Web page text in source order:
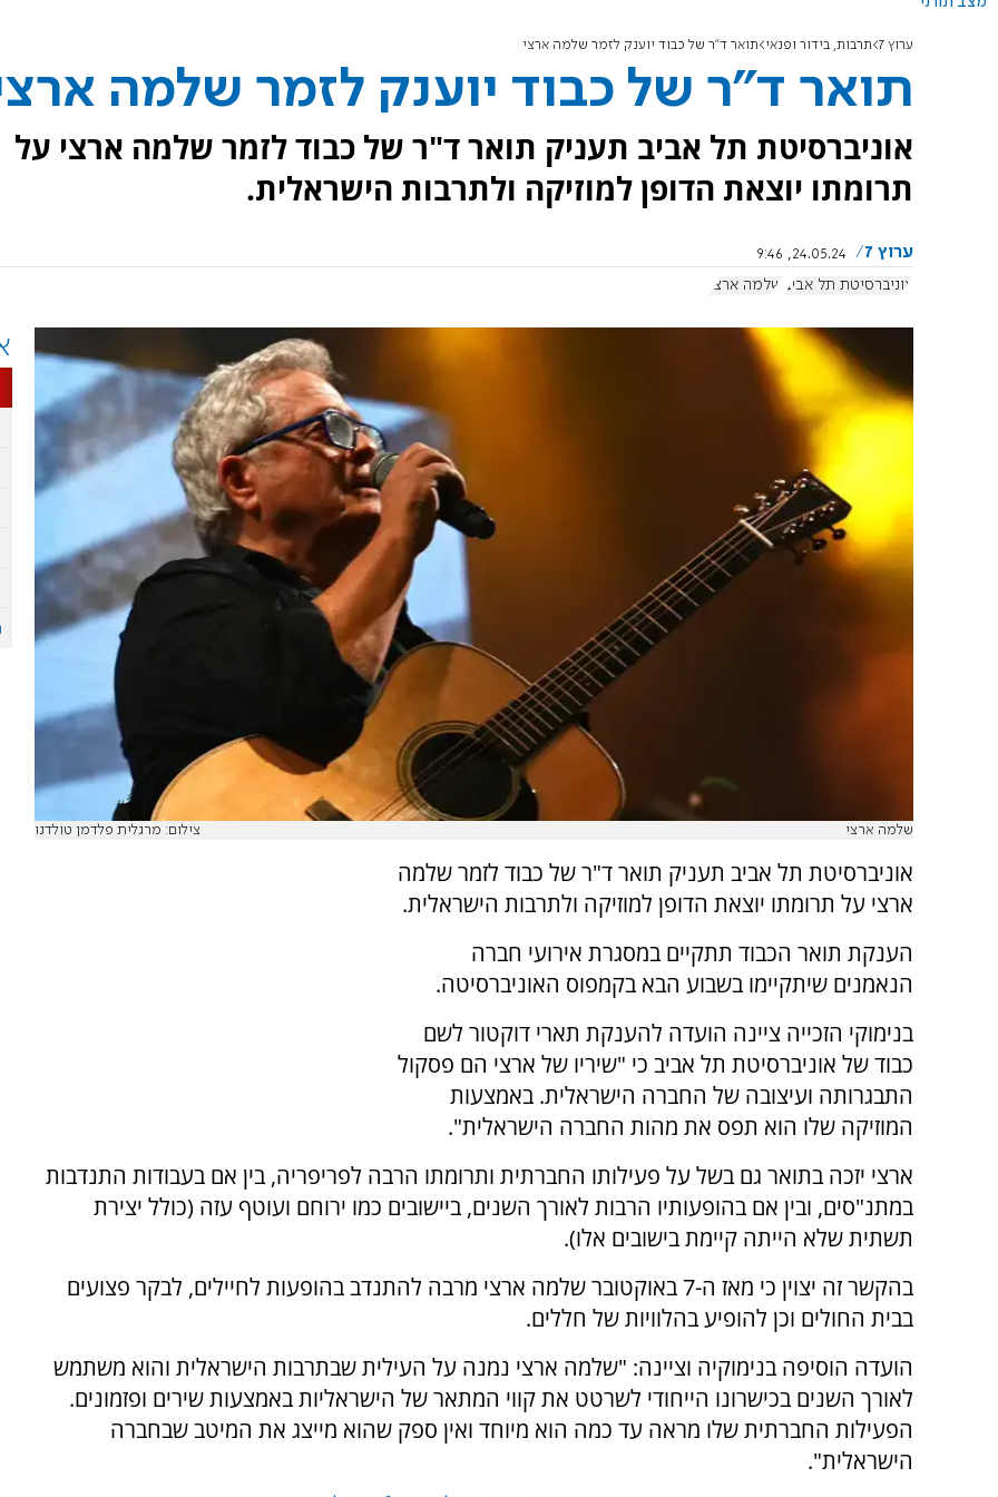
ערוץ 7 תרבות, בידור ופנאי תואר ד"ר של כבוד יוענק לזמר שלמה ארצי
תואר ד"ר של כבוד יוענק לזמר שלמה
אוניברסיטת תל אביב תעניק תואר ד"ר של כבוד לזמר שלמה ארצי על
תרומתו יוצאת הדופן למוזיקה ולתרבות הישראלית.
ערוץ 7
24.05.24, 9:46
אוניברסיטת תל אביב
שלמה ארצי
שלמה ארצי צילום: מרגלית פלדמן טולדנו
אוניברסיטת תל אביב תעניק תואר ד"ר של כבוד לזמר שלמה
ארצי על תרומתו יוצאת הדופן למוזיקה ולתרבות הישראלית.
הענקת תואר הכבוד תתקיים במסגרת אירועי חברה
הנאמנים שיתקיימו בשבוע הבא בקמפוס האוניברסיטה.
בנימוקי הזכייה ציינה הועדה להענקת תארי דוקטור לשם
כבוד של אוניברסיטת תל אביב כי "שיריו של ארצי הם פסקול
התבגרותה ועיצובה של החברה הישראלית. באמצעות
המוזיקה שלו הוא תפס את מהות החברה הישראלית".
ארצי יזכה בתואר גם בשל על פעילותו החברתית ותרומתו הרבה לפריפריה, בין אם בעבודות התנדבות
במתנ"סים, ובין אם בהופעותיו הרבות לאורך השנים, ביישובים כמו ירוחם ועוטף עזה (כולל יצירת
תשתית שלא הייתה קיימת בישובים אלו).
בהקשר זה יצוין כי מאז ה-7 באוקטובר שלמה ארצי מרבה להתנדב בהופעות לחיילים, לבקר פצועים
בבית החולים וכן להופיע בהלוויות של חללים.
הועדה הוסיפה בנימוקיה וציינה: "שלמה ארצי נמנה על העילית שבתרבות הישראלית והוא משתמש
לאורך השנים בכישרונו הייחודי לשרטט את קווי המתאר של הישראליות באמצעות שירים ופזמונים.
הפעילות החברתית שלו מראה עד כמה הוא מיוחד ואין ספק שהוא מייצג את המיטב שבחברה
הישראלית".